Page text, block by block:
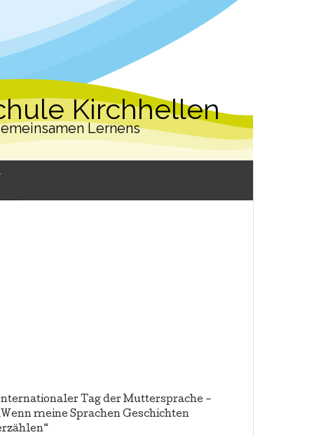
Kirchhellen
Lernens
Tag der Muttersprache –
meine Sprachen Geschichten